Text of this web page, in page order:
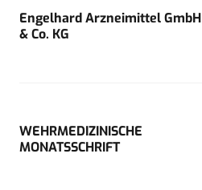
Engelhard Arzneimittel GmbH
& Co. KG
WEHRMEDIZINISCHE
MONATSSCHRIFT